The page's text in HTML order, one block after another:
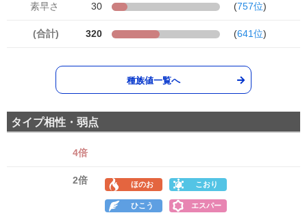
素早さ 30 (757位)
(合計) 320 (641位)
種族値一覧へ
タイプ相性・弱点
4倍
2倍 ほのお こおり
ひこう エスパー